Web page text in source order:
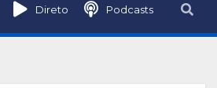
Direto Podcasts